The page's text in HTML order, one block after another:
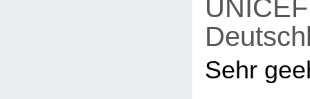
UNICEF
Sehr